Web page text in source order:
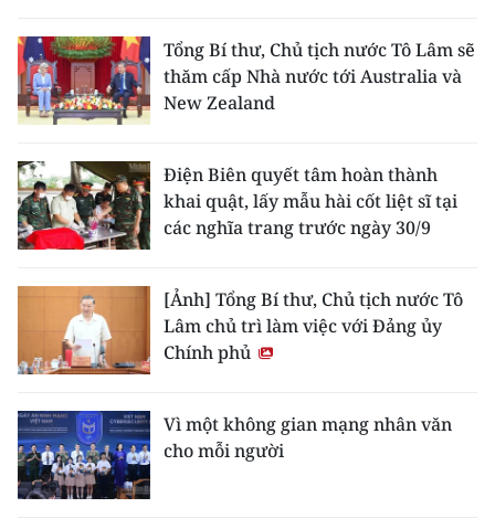
Tổng Bí thư, Chủ tịch nước Tô Lâm sẽ
thăm cấp Nhà nước tới Australia và
New Zealand
Điện Biên quyết tâm hoàn thành
khai quật, lấy mẫu hài cốt liệt sĩ tại
các nghĩa trang trước ngày 30/9
[Ảnh] Tổng Bí thư, Chủ tịch nước Tô
Lâm chủ trì làm việc với Đảng ủy
Chính phủ
Vì một không gian mạng nhân văn
cho mỗi người